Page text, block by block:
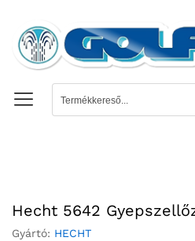
Hecht 5642
Gyártó: HECHT